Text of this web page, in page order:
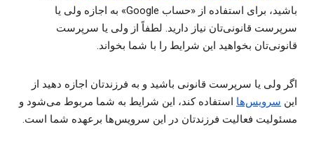
باشید، برای استفاده از «حساب Google» به اجازه ولی یا
سرپرست قانونی‌تان نیاز دارید. لطفاً از ولی یا سرپرست
قانونی‌تان بخواهید این شرایط را با شما بخواند.
اگر ولی یا سرپرست قانونی باشید و به فرزندتان اجازه دهید از
این سرویس‌ها استفاده کند، این شرایط به شما مربوط می‌شود و
مسئولیت فعالیت فرزندتان در این سرویس‌ها برعهده شما است.